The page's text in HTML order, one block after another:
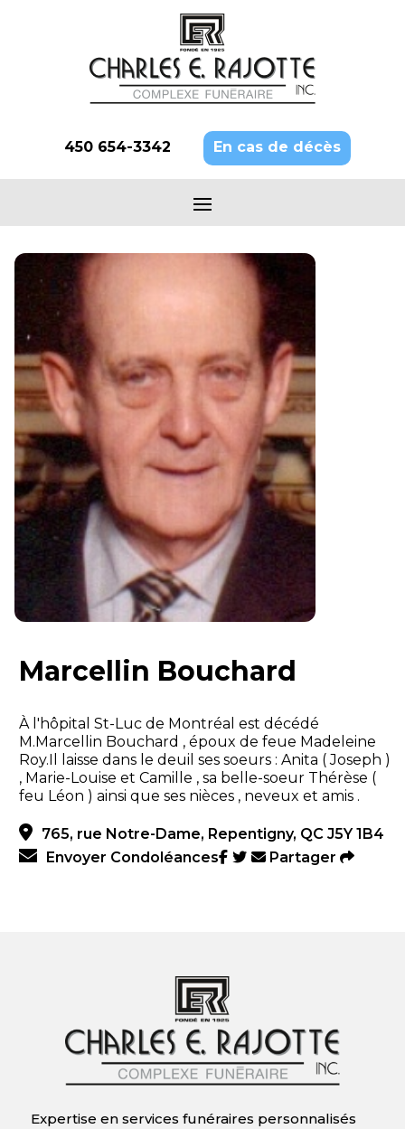
450 654-3342 En cas de décès
Marcellin Bouchard
À l'hôpital St-Luc de Montréal est décédé
M.Marcellin Bouchard , époux de feue Madeleine
Roy.Il laisse dans le deuil ses soeurs : Anita ( Joseph )
, Marie-Louise et Camille , sa belle-soeur Thérèse (
feu Léon ) ainsi que ses nièces , neveux et amis .
765, rue Notre-Dame, Repentigny, QC J5Y 1B4
Envoyer Condoléances
Partager
Expertise en services funéraires personnalisés